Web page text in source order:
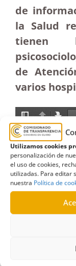
Utilizamos cookies
personalización de
el uso de cookies,
utilizadas. Para editar
nuestra Política de
de
la Salud
tienen
de
varios